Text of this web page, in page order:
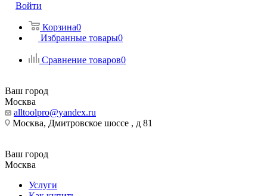
Войти
Корзина0
Избранные товары0
Сравнение товаров0
Ваш город
Москва
alltoolpro@yandex.ru
Москва, Дмитровское шоссе , д 81
Ваш город
Москва
Услуги